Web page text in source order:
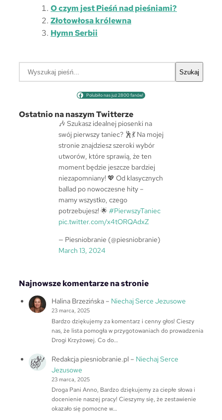
O czym jest Pieśń nad pieśniami?
Złotowłosa królewna
Hymn Serbii
a
Szukaj
Polubiło nas już 2800 fanów!
Ostatnio na naszym Twitterze
🎶 Szukasz idealnej piosenki na
swój pierwszy taniec? 🕺💃 Na mojej
stronie znajdziesz szeroki wybór
utworów, które sprawią, że ten
moment będzie jeszcze bardziej
niezapomniany! 💖 Od klasycznych
ballad po nowoczesne hity –
mamy wszystko, czego
potrzebujesz! 🌟 #PierwszyTaniec
pic.twitter.com/x4tORQAdxZ
— Piesniobranie (@piesniobranie)
March 13, 2024
Najnowsze komentarze na stronie
Halina Brzezińska– Niechaj Serce Jezusowe
23 marca, 2025
Bardzo dziękujemy za komentarz i cenny głos! Cieszy
nas, że lista pomogła w przygotowaniach do prowadzenia
Drogi Krzyżowej. Co do…
Redakcja piesniobranie.pl – Niechaj Serce
Jezusowe
23 marca, 2025
Droga Pani Anno, Bardzo dziękujemy za ciepłe słowa i
docenienie naszej pracy! Cieszymy się, że zestawienie
okazało się pomocne w…